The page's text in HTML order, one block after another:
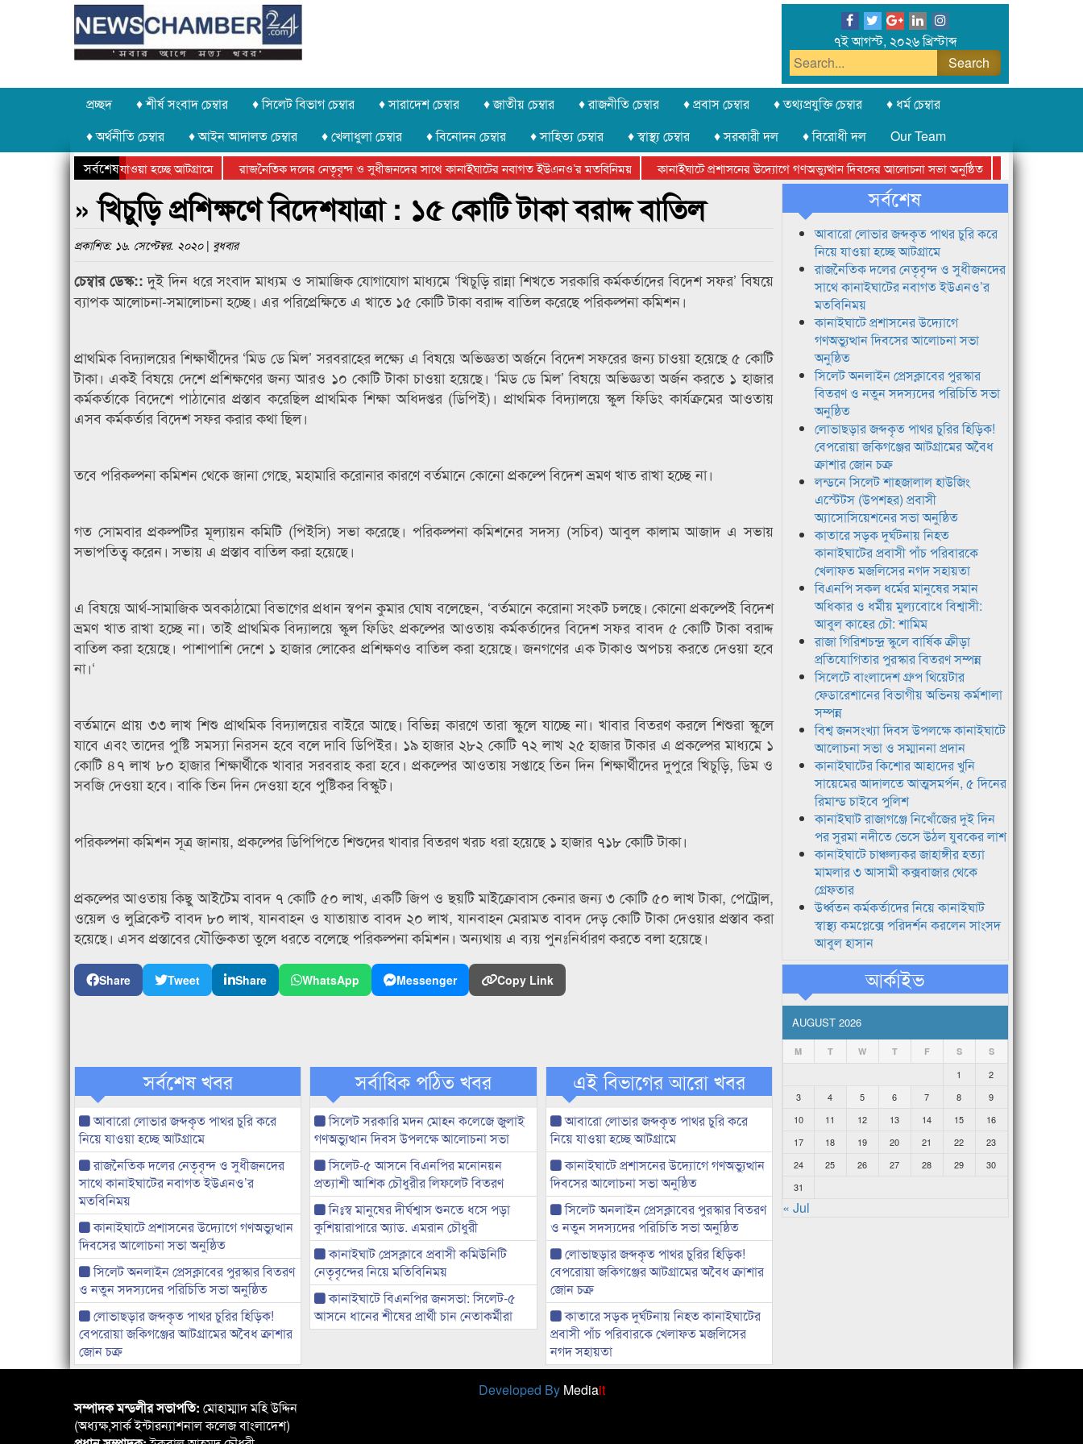
৭ই আগস্ট, ২০২৬ খ্রিস্টাব্দ
প্রচ্ছদ ♦ শীর্ষ সংবাদ চেম্বার ♦ সিলেট বিভাগ চেম্বার ♦ সারাদেশ চেম্বার ♦ জাতীয় চেম্বার ♦ রাজনীতি চেম্বার ♦ প্রবাস চেম্বার ♦ তথ্যপ্রযুক্তি চেম্বার
♦ ধর্ম চেম্বার
♦ অর্থনীতি চেম্বার
♦ আইন আদালত চেম্বার ♦ খেলাধুলা চেম্বার ♦ বিনোদন চেম্বার ♦ সাহিত্য চেম্বার ♦ স্বাস্থ্য চেম্বার ♦ সরকারী দল ♦ বিরোধী দল
Our Team
সর্বশেষ
চুরি করে নিয়ে যাওয়া হচ্ছে আটগ্রামে রাজনৈতিক দলের নেতৃবৃন্দ ও সুধীজনদের সাথে কানাইঘাটের নবাগত ইউএনও’র মতবিনিময় কানাইঘাটে প্রশাসনের উদ্যোগে গণঅভ্যুত্থান দিবসের আলোচনা সভা অনুষ্ঠিত
সিলেট অনলাইন
ক্রীড়া প্রতিযোগিতার পুরস্কার বিতরণ সম্পন্ন
সিলেটে বাংলাদেশ গ্রুপ থিয়েটার ফেডারেশানের বিভাগীয় অভিনয় কর্মশালা সম্পন্ন
» খিচুড়ি প্রশিক্ষণে বিদেশযাত্রা : ১৫ কোটি টাকা বরাদ্দ বাতিল
প্রকাশিত: ১৬. সেপ্টেম্বর. ২০২০ | বুধবার
চেম্বার ডেস্ক::দুই দিন ধরে সংবাদ মাধ‌্যম ও সামাজিক যোগাযোগ মাধ্যমে ‘খিচুড়ি রান্না শিখতে সরকারি কর্মকর্তাদের বিদেশ সফর’ বিষয়ে
ব‌্যাপক আলোচনা-সমালোচনা হচ্ছে। এর পরিপ্রেক্ষিতে এ খাতে ১৫ কোটি টাকা বরাদ্দ বাতিল করেছে পরিকল্পনা কমিশন।
প্রাথমিক বিদ‌্যালয়ের শিক্ষার্থীদের ‘মিড ডে মিল’ সরবরাহের লক্ষ‌্যে এ বিষয়ে অভিজ্ঞতা অর্জনে বিদেশ সফরের জন্য চাওয়া হয়েছে ৫ কোটি
টাকা। একই বিষয়ে দেশে প্রশিক্ষণের জন্য আরও ১০ কোটি টাকা চাওয়া হয়েছে। ‘মিড ডে মিল’ বিষয়ে অভিজ্ঞতা অর্জন করতে ১ হাজার
কর্মকর্তাকে বিদেশে পাঠানোর প্রস্তাব করেছিল প্রাথমিক শিক্ষা অধিদপ্তর (ডিপিই)। প্রাথমিক বিদ্যালয়ে স্কুল ফিডিং কার্যক্রমের আওতায়
এসব কর্মকর্তার বিদেশ সফর করার কথা ছিল।
তবে পরিকল্পনা কমিশন থেকে জানা গেছে, মহামারি করোনার কারণে বর্তমানে কোনো প্রকল্পে বিদেশ ভ্রমণ খাত রাখা হচ্ছে না।
গত সোমবার প্রকল্পটির মূল্যায়ন কমিটি (পিইসি) সভা করেছে। পরিকল্পনা কমিশনের সদস্য (সচিব) আবুল কালাম আজাদ এ সভায়
সভাপতিত্ব করেন। সভায় এ প্রস্তাব বাতিল করা হয়েছে।
এ বিষয়ে আর্থ-সামাজিক অবকাঠামো বিভাগের প্রধান স্বপন কুমার ঘোষ বলেছেন, ‘বর্তমানে করোনা সংকট চলছে। কোনো প্রকল্পেই বিদেশ
ভ্রমণ খাত রাখা হচ্ছে না। তাই প্রাথমিক বিদ্যালয়ে স্কুল ফিডিং প্রকল্পের আওতায় কর্মকর্তাদের বিদেশ সফর বাবদ ৫ কোটি টাকা বরাদ্দ
বাতিল করা হয়েছে। পাশাপাশি দেশে ১ হাজার লোকের প্রশিক্ষণও বাতিল করা হয়েছে। জনগণের এক টাকাও অপচয় করতে দেওয়া হবে
না।‘
বর্তমানে প্রায় ৩৩ লাখ শিশু প্রাথমিক বিদ্যালয়ের বাইরে আছে। বিভিন্ন কারণে তারা স্কুলে যাচ্ছে না। খাবার বিতরণ করলে শিশুরা স্কুলে
যাবে এবং তাদের পুষ্টি সমস্যা নিরসন হবে বলে দাবি ডিপিইর। ১৯ হাজার ২৮২ কোটি ৭২ লাখ ২৫ হাজার টাকার এ প্রকল্পের মাধ্যমে ১
কোটি ৪৭ লাখ ৮০ হাজার শিক্ষার্থীকে খাবার সরবরাহ করা হবে। প্রকল্পের আওতায় সপ্তাহে তিন দিন শিক্ষার্থীদের দুপুরে খিচুড়ি, ডিম ও
সবজি দেওয়া হবে। বাকি তিন দিন দেওয়া হবে পুষ্টিকর বিস্কুট।
পরিকল্পনা কমিশন সূত্র জানায়, প্রকল্পের ডিপিপিতে শিশুদের খাবার বিতরণ খরচ ধরা হয়েছে ১ হাজার ৭১৮ কোটি টাকা।
প্রকল্পের আওতায় কিছু আইটেম বাবদ ৭ কোটি ৫০ লাখ, একটি জিপ ও ছয়টি মাইক্রোবাস কেনার জন‌্য ৩ কোটি ৫০ লাখ টাকা, পেট্রোল,
ওয়েল ও লুব্রিকেন্ট বাবদ ৮০ লাখ, যানবাহন ও যাতায়াত বাবদ ২০ লাখ, যানবাহন মেরামত বাবদ দেড় কোটি টাকা দেওয়ার প্রস্তাব করা
হয়েছে। এসব প্রস্তাবের যৌক্তিকতা তুলে ধরতে বলেছে পরিকল্পনা কমিশন। অন্যথায় এ ব্যয় পুনঃনির্ধারণ করতে বলা হয়েছে।
Share Tweet Share WhatsApp Messenger Copy Link
সর্বশেষ খবর
আবারো লোভার জব্দকৃত পাথর চুরি করে
নিয়ে যাওয়া হচ্ছে আটগ্রামে
রাজনৈতিক দলের নেতৃবৃন্দ ও সুধীজনদের
সাথে কানাইঘাটের নবাগত ইউএনও’র
মতবিনিময়
কানাইঘাটে প্রশাসনের উদ্যোগে গণঅভ্যুত্থান
দিবসের আলোচনা সভা অনুষ্ঠিত
সিলেট অনলাইন প্রেসক্লাবের পুরস্কার বিতরণ
ও নতুন সদস্যদের পরিচিতি সভা অনুষ্ঠিত
লোভাছড়ার জব্দকৃত পাথর চুরির হিড়িক!
বেপরোয়া জকিগঞ্জের আটগ্রামের অবৈধ ক্রাশার
জোন চক্র
সর্বাধিক পঠিত খবর
সিলেট সরকারি মদন মোহন কলেজে জুলাই
গণঅভ্যুত্থান দিবস উপলক্ষে আলোচনা সভা
সিলেট-৫ আসনে বিএনপির মনোনয়ন
প্রত্যাশী আশিক চৌধুরীর লিফলেট বিতরণ
নিঃস্ব মানুষের দীর্ঘশ্বাস শুনতে ধসে পড়া
কুশিয়ারাপারে অ্যাড. এমরান চৌধুরী
কানাইঘাট প্রেসক্লাবে প্রবাসী কমিউনিটি
নেতৃবৃন্দের নিয়ে মতিবিনিময়
কানাইঘাটে বিএনপির জনসভা: সিলেট-৫
আসনে ধানের শীষের প্রার্থী চান নেতাকর্মীরা
এই বিভাগের আরো খবর
আবারো লোভার জব্দকৃত পাথর চুরি করে
নিয়ে যাওয়া হচ্ছে আটগ্রামে
কানাইঘাটে প্রশাসনের উদ্যোগে গণঅভ্যুত্থান
দিবসের আলোচনা সভা অনুষ্ঠিত
সিলেট অনলাইন প্রেসক্লাবের পুরস্কার বিতরণ
ও নতুন সদস্যদের পরিচিতি সভা অনুষ্ঠিত
লোভাছড়ার জব্দকৃত পাথর চুরির হিড়িক!
বেপরোয়া জকিগঞ্জের আটগ্রামের অবৈধ ক্রাশার
জোন চক্র
কাতারে সড়ক দুর্ঘটনায় নিহত কানাইঘাটের
প্রবাসী পাঁচ পরিবারকে খেলাফত মজলিসের
নগদ সহায়তা
সর্বশেষ
আবারো লোভার জব্দকৃত পাথর চুরি করে
নিয়ে যাওয়া হচ্ছে আটগ্রামে
রাজনৈতিক দলের নেতৃবৃন্দ ও সুধীজনদের
সাথে কানাইঘাটের নবাগত ইউএনও’র
মতবিনিময়
কানাইঘাটে প্রশাসনের উদ্যোগে
গণঅভ্যুত্থান দিবসের আলোচনা সভা
অনুষ্ঠিত
সিলেট অনলাইন প্রেসক্লাবের পুরস্কার
বিতরণ ও নতুন সদস্যদের পরিচিতি সভা
অনুষ্ঠিত
লোভাছড়ার জব্দকৃত পাথর চুরির হিড়িক!
বেপরোয়া জকিগঞ্জের আটগ্রামের অবৈধ
ক্রাশার জোন চক্র
লন্ডনে সিলেট শাহজালাল হাউজিং
এস্টেটস (উপশহর) প্রবাসী
অ্যাসোসিয়েশনের সভা অনুষ্ঠিত
কাতারে সড়ক দুর্ঘটনায় নিহত
কানাইঘাটের প্রবাসী পাঁচ পরিবারকে
খেলাফত মজলিসের নগদ সহায়তা
বিএনপি সকল ধর্মের মানুষের সমান
অধিকার ও ধর্মীয় মুল্যবোধে বিশ্বাসী:
আবুল কাহের চৌ: শামিম
রাজা গিরিশচন্দ্র স্কুলে বার্ষিক ক্রীড়া
প্রতিযোগিতার পুরস্কার বিতরণ সম্পন্ন
সিলেটে বাংলাদেশ গ্রুপ থিয়েটার
ফেডারেশানের বিভাগীয় অভিনয় কর্মশালা
সম্পন্ন
বিশ্ব জনসংখ্যা দিবস উপলক্ষে কানাইঘাটে
আলোচনা সভা ও সম্মাননা প্রদান
কানাইঘাটের কিশোর আহাদের খুনি
সায়েমের আদালতে আত্মসমর্পন, ৫ দিনের
রিমান্ড চাইবে পুলিশ
কানাইঘাট রাজাগঞ্জে নিখোঁজের দুই দিন
পর সুরমা নদীতে ভেসে উঠল যুবকের লাশ
কানাইঘাটে চাঞ্চল্যকর জাহাঙ্গীর হত্যা
মামলার ৩ আসামী কক্সবাজার থেকে
গ্রেফতার
উর্ধ্বতন কর্মকর্তাদের নিয়ে কানাইঘাট
স্বাস্থ্য কমপ্লেক্সে পরিদর্শন করলেন সাংসদ
আবুল হাসান
আর্কাইভ
AUGUST 2026
M T W T F S S
1
2
3
4 5 6 7 8
9
10
11 12 13 14 15
16
17
18 19 20 21 22
23
24
25 26 27 28 29
30
31
« Jul
Developed By Mediait
সম্পাদক মন্ডলীর সভাপতি: মোহাম্মাদ মহি উদ্দিন
(অধ্যক্ষ,সার্ক ইন্টারন্যাশনাল কলেজ বাংলাদেশ)